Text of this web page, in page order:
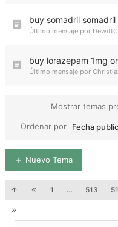
buy somadril somadril
Último mensaje por
buy lorazepam 1mg
Último mensaje por
Mostrar temas
Ordenar por
Fecha
Nuevo Tema
1 … 513